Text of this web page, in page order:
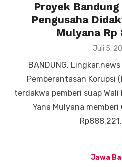
Proyek
Pengusaha
Mulyana
Posted
Juli 5,
BANDUNG,
Pemberantasan Korupsi
terdakwa pemberi suap
Yana Mulyana
Jawa